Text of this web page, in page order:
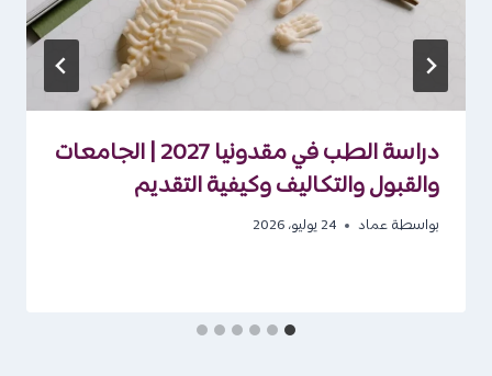
دراسة الطب في مقدونيا 2027 | الجامعات
والقبول والتكاليف وكيفية التقديم
بواسطة عماد 24 يوليو، 2026